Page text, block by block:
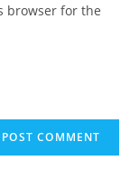
browser for the